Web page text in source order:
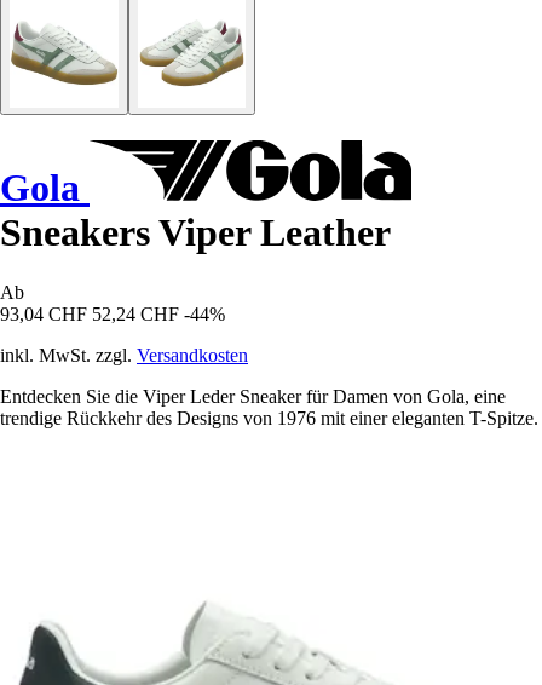
Gola
Sneakers Viper Leather
Ab
93,04 CHF 52,24 CHF -44%
inkl. MwSt. zzgl. Versandkosten
Entdecken Sie die Viper Leder Sneaker für Damen von Gola, eine
trendige Rückkehr des Designs von 1976 mit einer eleganten T-Spitze.